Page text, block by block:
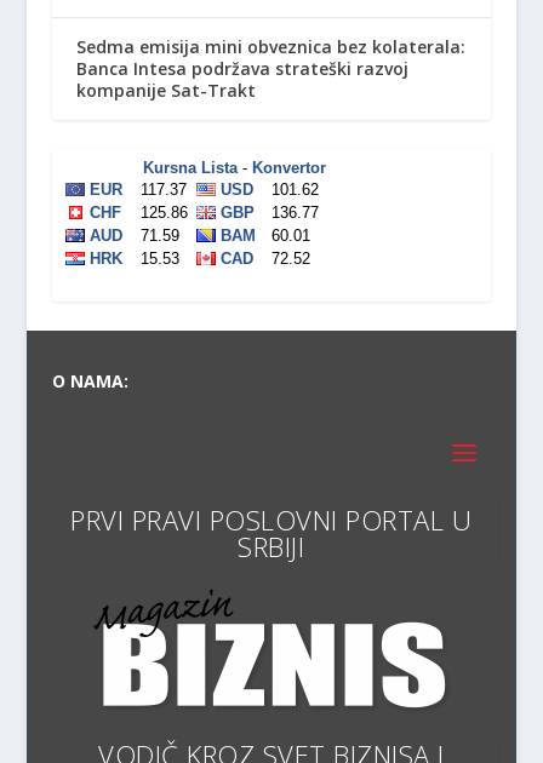
Sedma emisija mini obveznica bez kolaterala:
Banca Intesa podržava strateški razvoj
kompanije Sat-Trakt
O NAMA:
PRVI PRAVI POSLOVNI PORT
VODIČ KROZ SVET BIZNISA I